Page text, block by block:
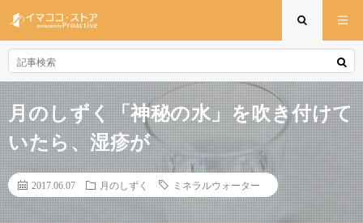
月のしずく「神秘の水」を吹き付けて
いたら、湿疹が
2017.06.07 月のしずく ミネラルウォーター